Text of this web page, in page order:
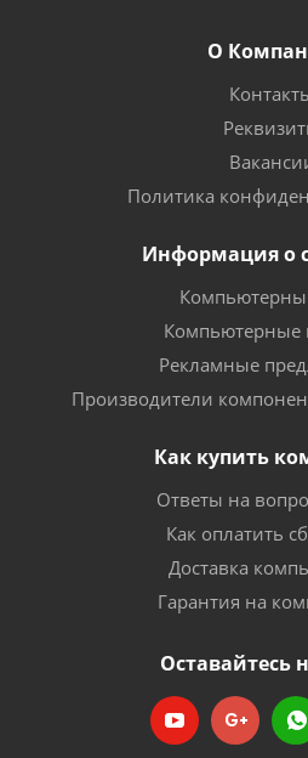
О
Политика
Информация о
Компьютерные
Рекламные
Производители
Как купить
Ответы на
Как оплатить
Доставка
Гарантия на
Оставайтесь